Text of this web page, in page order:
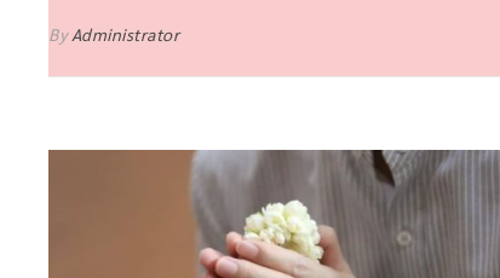
ByAdministrator